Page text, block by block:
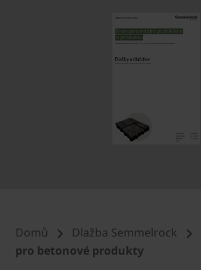
Domů Dlažba Semmelrock
pro betonové produkty